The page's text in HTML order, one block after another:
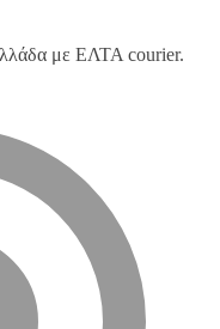
με ΕΛΤΑ courier.